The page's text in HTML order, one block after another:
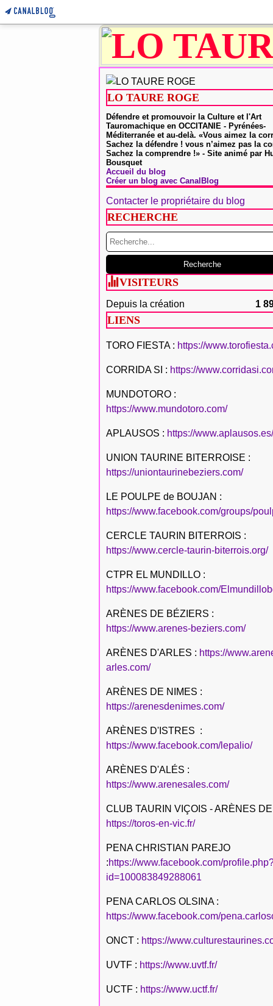
LO TAURE ROGE
Défendre et promouvoir la Culture et l'Art
Tauromachique en OCCITANIE - Pyrénées-
Méditerranée et au-delà. «Vous aimez la
Sachez la défendre ! vous n’aimez pas la
Sachez la comprendre !» - Site animé par
Bousquet
Accueil du blog
Créer un blog avec CanalBlog
Contacter le propriétaire du blog
RECHERCHE
VISITEURS
Depuis la création 1
LIENS
TORO FIESTA : https://
CORRIDA SI : https://
MUNDOTORO :
https://www.mundotoro.com/
APLAUSOS : https://www.aplausos.es/
UNION TAURINE BITERROISE :
https://uniontaurinebeziers.com/
LE POULPE de BOUJAN :
https://www.facebook.com/groups/
CERCLE TAURIN BITERROIS :
https://www.cercle-taurin-biterrois.org/
CTPR EL MUNDILLO :
https://www.facebook.com/
ARÈNES DE BÉZIERS :
https://www.arenes-beziers.com/
ARÈNES D'ARLES : https://
arles.com/
ARÈNES DE NIMES :
https://arenesdenimes.com/
ARÈNES D'ISTRES :
https://www.facebook.com/lepalio/
ARÈNES D'ALÉS :
https://www.arenesales.com/
CLUB TAURIN VIÇOIS - ARÈNES
https://toros-en-vic.fr/
PENA CHRISTIAN PAREJO
:https://www.facebook.com/
id=100083849288061
PENA CARLOS OLSINA :
https://www.facebook.com/
ONCT : https://
UVTF : https://www.uvtf.fr/
UCTF : https://www.uctf.fr/